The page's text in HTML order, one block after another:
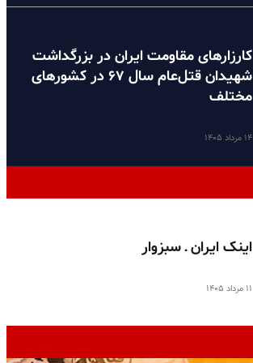
کارزارهای مقاومت ایران در بزرگداشت
شهیدان قتل‌عام سال ۶۷ در کشورهای
مختلف
۱۴ مرداد ۱۴۰۵
اینک ایران ـ سبزوار
۱۱ مرداد ۱۴۰۵